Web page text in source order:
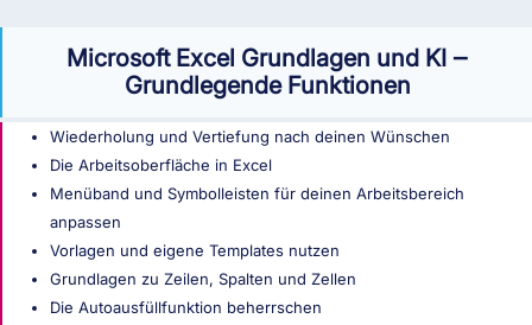
Microsoft Excel Grundlagen und KI ‒
Grundlegende Funktionen
Wiederholung und Vertiefung nach deinen Wünschen
Die Arbeitsoberfläche in Excel
Menüband und Symbolleisten für deinen Arbeitsbereich
anpassen
Vorlagen und eigene Templates nutzen
Grundlagen zu Zeilen, Spalten und Zellen
Die Autoausfüllfunktion beherrschen